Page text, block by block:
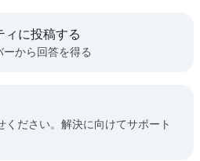
ィに投稿する
から回答を得る
ください。解決に向けてサポート